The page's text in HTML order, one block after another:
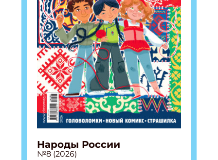
Народы России
№8 (2026)